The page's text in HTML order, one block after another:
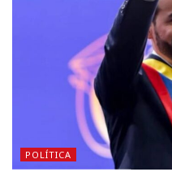
POLÍTICA